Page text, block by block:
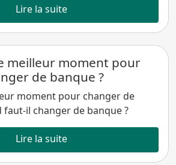
Lire la suite
meilleur moment pour
de banque ?
moment pour changer de
faut-il changer de banque ?
Lire la suite